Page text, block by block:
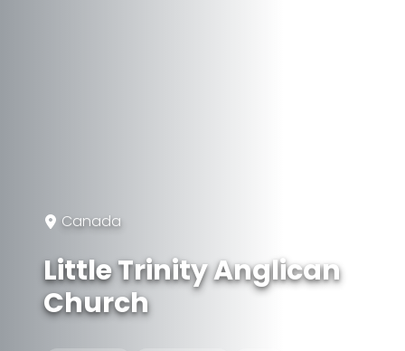
Canada
Little Trinity Anglican
Church